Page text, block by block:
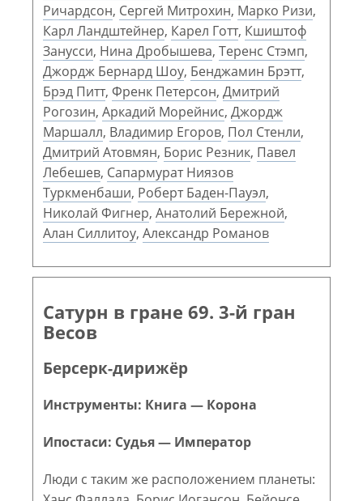
Ричардсон, Сергей Митрохин, Марко Ризи,
Карл Ландштейнер, Карел Готт, Кшиштоф
Занусси, Нина Дробышева, Теренс Стэмп,
Джордж Бернард Шоу, Бенджамин Брэтт,
Брэд Питт, Френк Петерсон, Дмитрий
Рогозин, Аркадий Морейнис, Джордж
Маршалл, Владимир Егоров, Пол Стенли,
Дмитрий Атовмян, Борис Резник, Павел
Лебешев, Сапармурат Ниязов
Туркменбаши, Роберт Баден-Пауэл,
Николай Фигнер, Анатолий Бережной,
Алан Силлитоу, Александр Романов
Сатурн в гране 69. 3-й гран
Весов
Берсерк-дирижёр
Инструменты: Книга — Корона
Ипостаси: Судья — Император
Люди с таким же расположением планеты: